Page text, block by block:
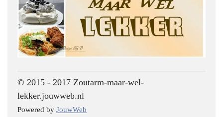
© 2015 - 2017 Zoutarm-maar-wel-
lekker.jouwweb.nl
Powered by JouwWeb